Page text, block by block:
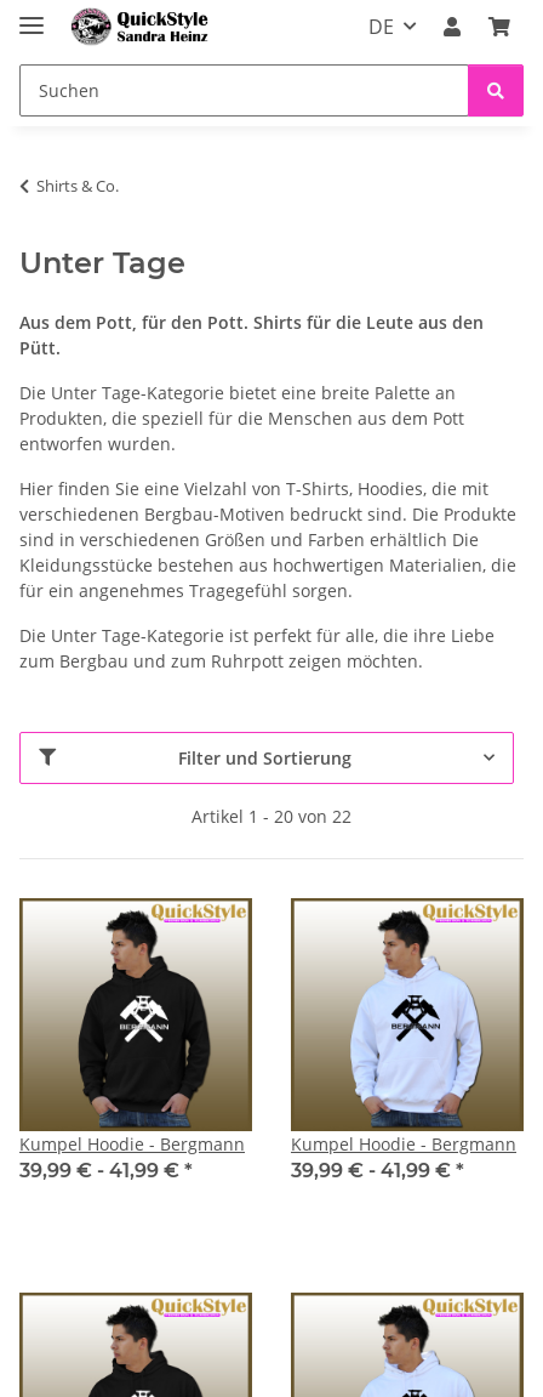
DE
Shirts & Co.
Unter Tage
Aus dem Pott, für den Pott. Shirts für die Leute aus den
Pütt.
Die Unter Tage-Kategorie bietet eine breite Palette an
Produkten, die speziell für die Menschen aus dem Pott
entworfen wurden.
Hier finden Sie eine Vielzahl von T-Shirts, Hoodies, die mit
verschiedenen Bergbau-Motiven bedruckt sind. Die Produkte
sind in verschiedenen Größen und Farben erhältlich Die
Kleidungsstücke bestehen aus hochwertigen Materialien, die
für ein angenehmes Tragegefühl sorgen.
Die Unter Tage-Kategorie ist perfekt für alle, die ihre Liebe
zum Bergbau und zum Ruhrpott zeigen möchten.
Filter und Sortierung
Artikel 1 - 20 von 22
Kumpel Hoodie - Bergmann
39,99 € - 41,99 € *
Kumpel Hoodie - Bergmann
39,99 € - 41,99 € *